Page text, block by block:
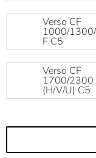
Verso CF
1000/1300/
F C5
Verso CF
1700/2300
(H/V/U) C5